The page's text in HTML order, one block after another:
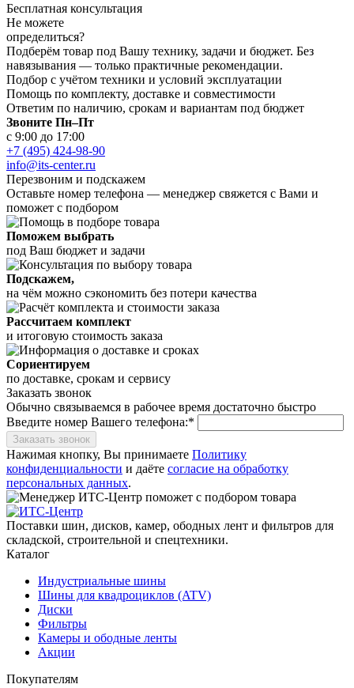
Бесплатная консультация
Не можете
определиться?
Подберём товар под Вашу технику, задачи и бюджет. Без
навязывания — только практичные рекомендации.
Подбор с учётом техники и условий эксплуатации
Помощь по комплекту, доставке и совместимости
Ответим по наличию, срокам и вариантам под бюджет
Звоните Пн–Пт
с 9:00 до 17:00
+7 (495) 424-98-90
info@its-center.ru
Перезвоним и подскажем
Оставьте номер телефона — менеджер свяжется с Вами и
поможет с подбором
Поможем выбрать
под Ваш бюджет и задачи
Подскажем,
на чём можно сэкономить без потери качества
Рассчитаем комплект
и итоговую стоимость заказа
Сориентируем
по доставке, срокам и сервису
Заказать звонок
Обычно связываемся в рабочее время достаточно быстро
Введите номер Вашего телефона:*
Заказать звонок
Нажимая кнопку, Вы принимаете Политику
конфиденциальности и даёте согласие на обработку
персональных данных.
Поставки шин, дисков, камер, ободных лент и фильтров для
складской, строительной и спецтехники.
Каталог
Индустриальные шины
Шины для квадроциклов (ATV)
Диски
Фильтры
Камеры и ободные ленты
Акции
Покупателям